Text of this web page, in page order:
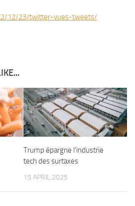
12/23/twitter-vues-tweets/
Trump épargne l’industrie
tech des surtaxes
15 APRIL 2025